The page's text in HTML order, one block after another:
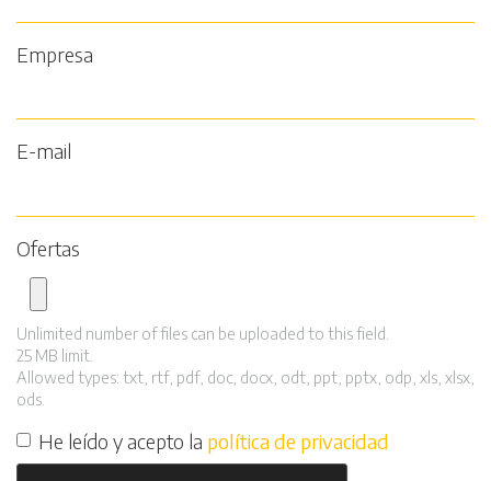
Empresa
E-mail
Ofertas
Unlimited number of files can be uploaded to this field.
25 MB limit.
Allowed types: txt, rtf, pdf, doc, docx, odt, ppt, pptx, odp, xls, xlsx,
ods.
He leído y acepto la política de privacidad